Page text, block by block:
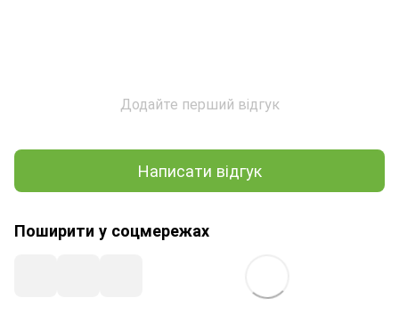
Додайте перший відгук
Написати відгук
Поширити у соцмережах